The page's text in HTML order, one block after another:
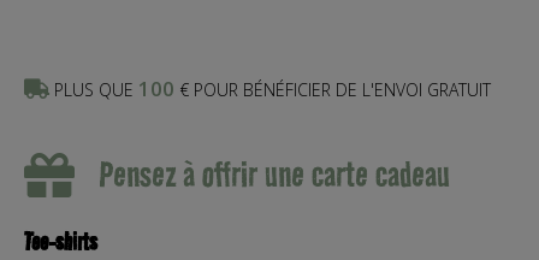
PLUS QUE 100 € POUR BÉNÉFICIER DE L'ENVOI GRATUIT
Pensez à offrir une carte cadeau
Tee-shirts